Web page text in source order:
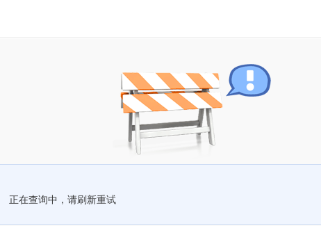
正在查询中，请刷新重试